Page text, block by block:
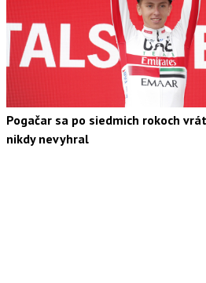
Pogačar sa po siedmich rokoch
nikdy nevyhral